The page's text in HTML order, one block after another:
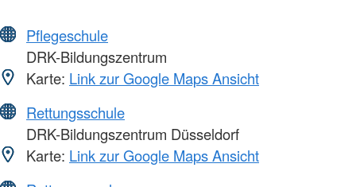
Pflegeschule
DRK-Bildungszentrum
Karte: Link zur Google Maps Ansicht
Rettungsschule
DRK-Bildungszentrum Düsseldorf
Karte: Link zur Google Maps Ansicht